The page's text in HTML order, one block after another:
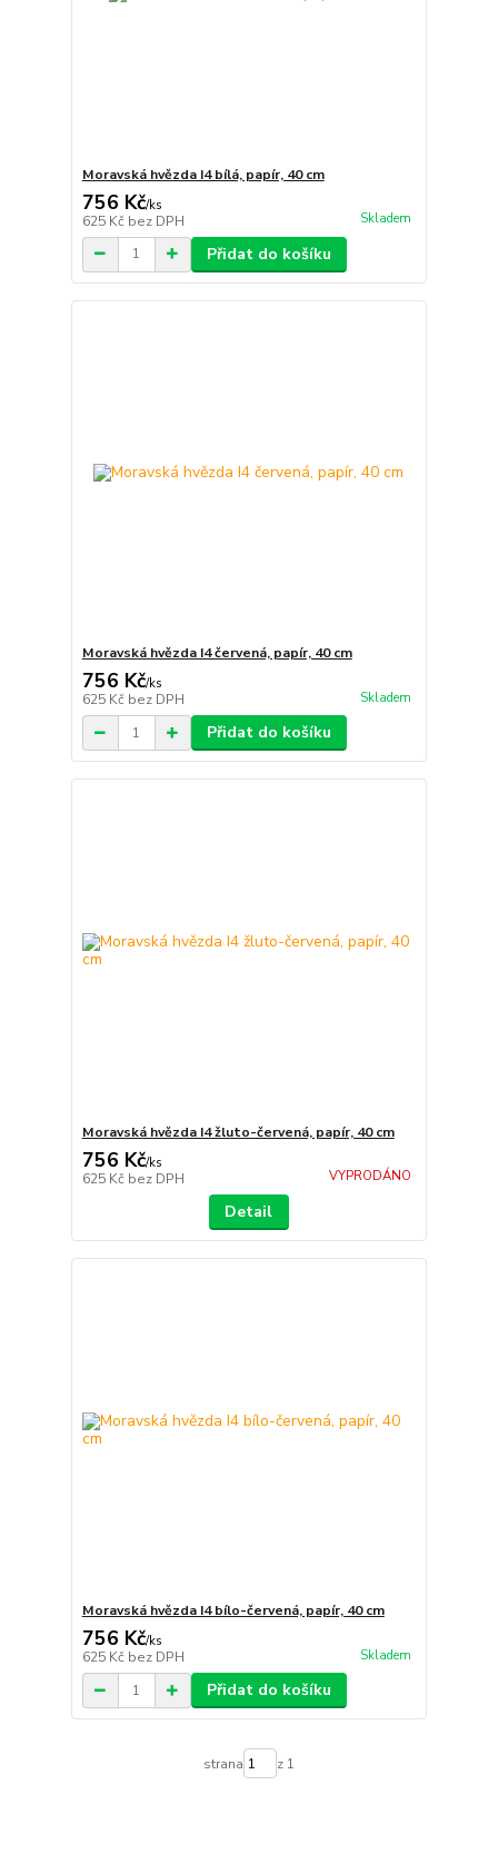
Moravská hvězda I4 bílá, papír, 40 cm
756 Kč/ks
625 Kč bez DPH Skladem
Přidat do košíku
Moravská hvězda I4 červená, papír, 40 cm
756 Kč/ks
625 Kč bez DPH Skladem
Přidat do košíku
Moravská hvězda I4 žluto-červená, papír, 40 cm
756 Kč/ks
625 Kč bez DPH VYPRODÁNO
Detail
Moravská hvězda I4 bílo-červená, papír, 40 cm
756 Kč/ks
625 Kč bez DPH Skladem
Přidat do košíku
strana z 1